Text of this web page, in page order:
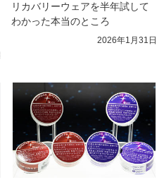
リカバリーウェアを半年試して
わかった本当のところ
2026年1月31日